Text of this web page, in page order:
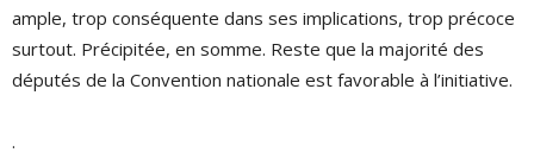
ample, trop conséquente dans ses implications, trop précoce
surtout. Précipitée, en somme. Reste que la majorité des
députés de la Convention nationale est favorable à l’initiative.
.